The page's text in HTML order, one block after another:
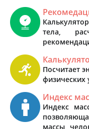
тела,
Посчитает
физических
Индекс
Индекс
массы